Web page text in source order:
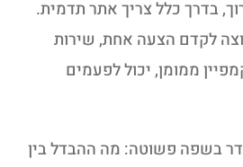
בדרך כלל צריך אתר תדמית.
לקדם הצעה אחת, שירות
ממומן, יכול לפעמים
בשפה פשוטה: מה ההבדל בין